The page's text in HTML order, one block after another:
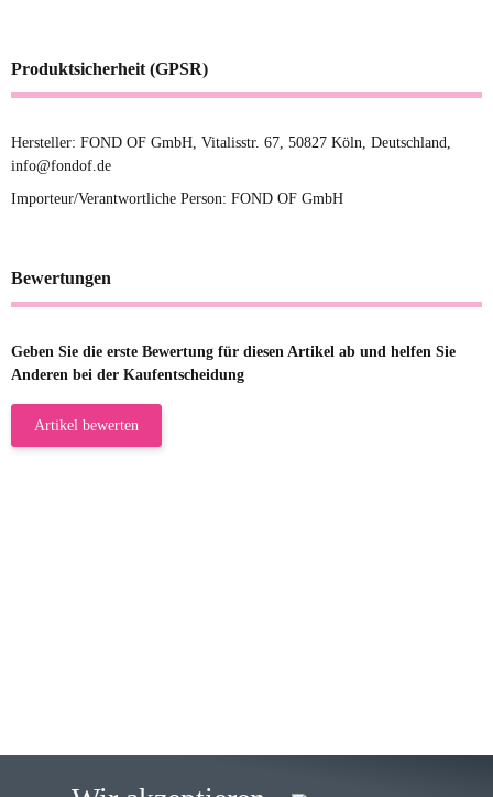
Produktsicherheit (GPSR)
Hersteller: FOND OF GmbH, Vitalisstr. 67, 50827 Köln, Deutschland,
info@fondof.de
Importeur/Verantwortliche Person: FOND OF GmbH
Bewertungen
Geben Sie die erste Bewertung für diesen Artikel ab und helfen Sie
Anderen bei der Kaufentscheidung
Artikel bewerten